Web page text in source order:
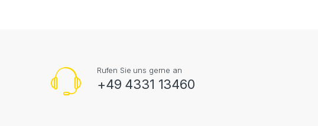
Rufen Sie uns gerne an
+49 4331 13460